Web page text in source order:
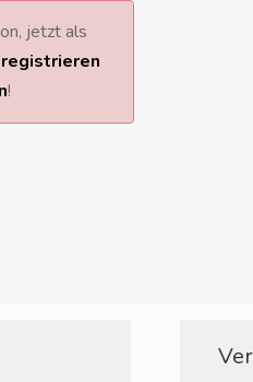
jetzt als
registrieren
!